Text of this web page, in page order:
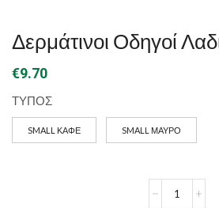
Δερμάτινοι Οδηγοί
€9.70
ΤΥΠΟΣ
SMALL ΚΑΦΕ SMALL ΜΑΥΡΟ
Οδηγοί